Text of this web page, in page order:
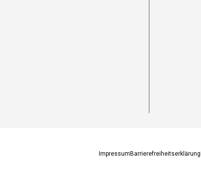
Impressum Barrierefreiheitserklärung